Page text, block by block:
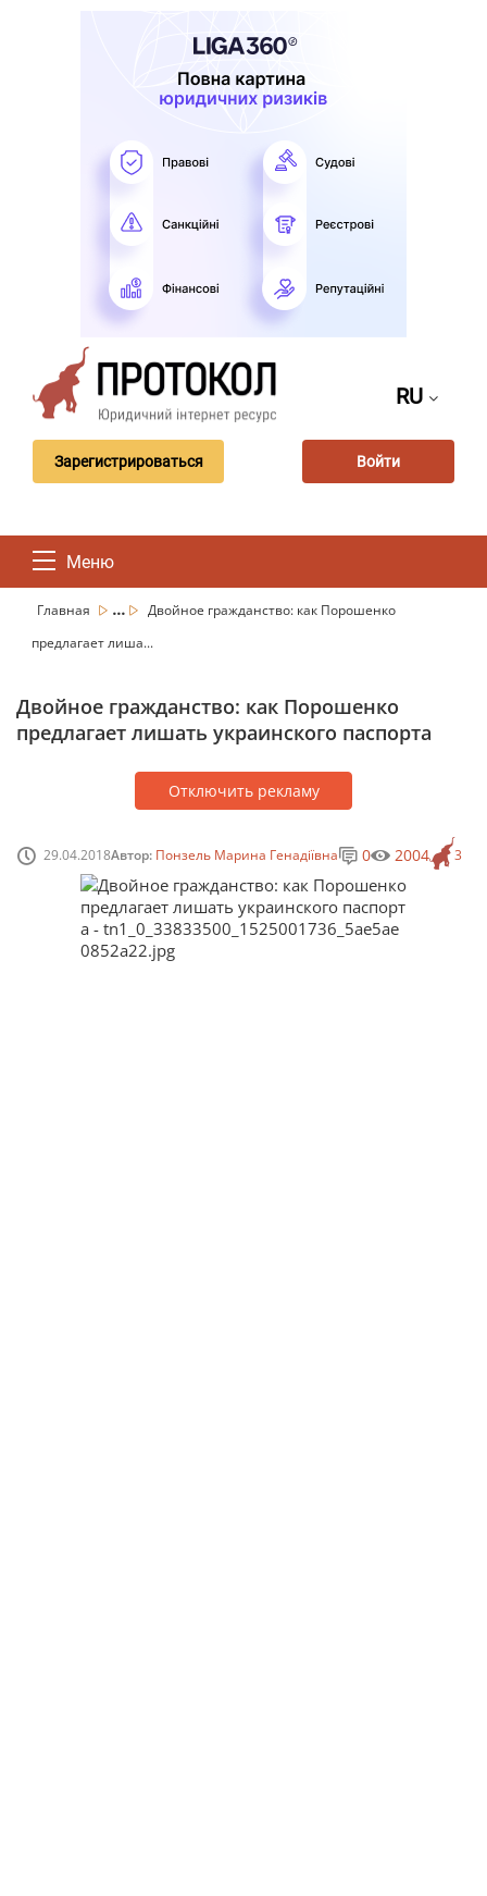
RU
Зарегистрироваться Войти
Меню
Главная ...
Двойное гражданство: как Порошенко
предлагает лиша...
Двойное гражданство: как Порошенко
предлагает лишать украинского паспорта
Отключить рекламу
29.04.2018Автор: Понзель Марина Генадіївна 3
0 2004